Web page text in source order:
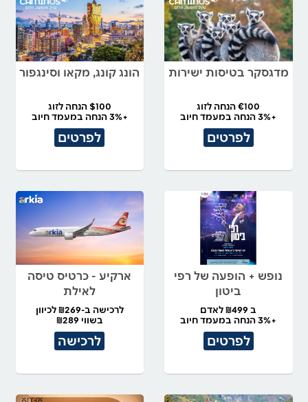
מדגסקר בטיסות ישירות
€100 הנחה לזוג
+3% הנחה במעמד חיוב
לפרטים
הונג קונג, מקאו וסינגפור
$100 הנחה לזוג
+3% הנחה במעמד חיוב
לפרטים
נופש + הופעה של רפי
ביטון
ב ₪499 לאדם
+3% הנחה במעמד חיוב
לפרטים
ארקיע - כרטיס טיסה
לאילת
לרכישה ב-₪269 לכיוון
בשווי ₪289
לרכישה